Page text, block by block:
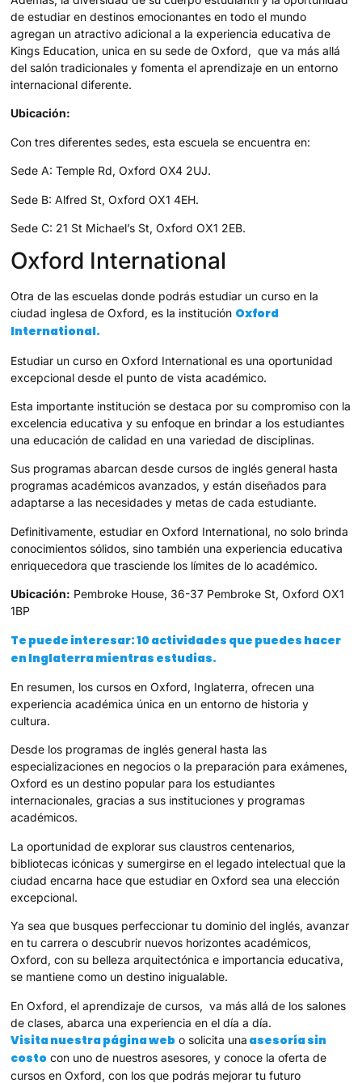
de estudiar en destinos emocionantes en todo el mundo
agregan un atractivo adicional a la experiencia educativa de
Kings Education, unica en su sede de Oxford, que va más allá
del salón tradicionales y fomenta el aprendizaje en un entorno
internacional diferente.
Ubicación:
Con tres diferentes sedes, esta escuela se encuentra en:
Sede A: Temple Rd, Oxford OX4 2UJ.
Sede B: Alfred St, Oxford OX1 4EH.
Sede C: 21 St Michael’s St, Oxford OX1 2EB.
Oxford International
Otra de las escuelas donde podrás estudiar un curso en la
ciudad inglesa de Oxford, es la institución Oxford
International.
Estudiar un curso en Oxford International es una oportunidad
excepcional desde el punto de vista académico.
Esta importante institución se destaca por su compromiso con la
excelencia educativa y su enfoque en brindar a los estudiantes
una educación de calidad en una variedad de disciplinas.
Sus programas abarcan desde cursos de inglés general hasta
programas académicos avanzados, y están diseñados para
adaptarse a las necesidades y metas de cada estudiante.
Definitivamente, estudiar en Oxford International, no solo brinda
conocimientos sólidos, sino también una experiencia educativa
enriquecedora que trasciende los límites de lo académico.
Ubicación: Pembroke House, 36-37 Pembroke St, Oxford OX1
1BP
Te puede interesar: 10 actividades que puedes hacer
en Inglaterra mientras estudias.
En resumen, los cursos en Oxford, Inglaterra, ofrecen una
experiencia académica única en un entorno de historia y
cultura.
Desde los programas de inglés general hasta las
especializaciones en negocios o la preparación para exámenes,
Oxford es un destino popular para los estudiantes
internacionales, gracias a sus instituciones y programas
académicos.
La oportunidad de explorar sus claustros centenarios,
bibliotecas icónicas y sumergirse en el legado intelectual que la
ciudad encarna hace que estudiar en Oxford sea una elección
excepcional.
Ya sea que busques perfeccionar tu dominio del inglés, avanzar
en tu carrera o descubrir nuevos horizontes académicos,
Oxford, con su belleza arquitectónica e importancia educativa,
se mantiene como un destino inigualable.
En Oxford, el aprendizaje de cursos, va más allá de los salones
de clases, abarca una experiencia en el día a día.
Visita nuestra página web o solicita una asesoría sin
costo con uno de nuestros asesores, y conoce la oferta de
cursos en Oxford, con los que podrás mejorar tu futuro